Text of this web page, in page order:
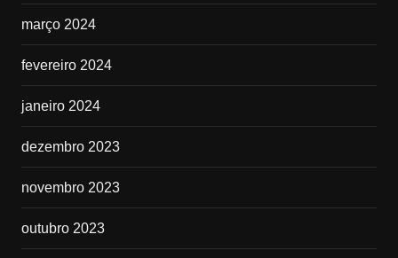
março 2024
fevereiro 2024
janeiro 2024
dezembro 2023
novembro 2023
outubro 2023